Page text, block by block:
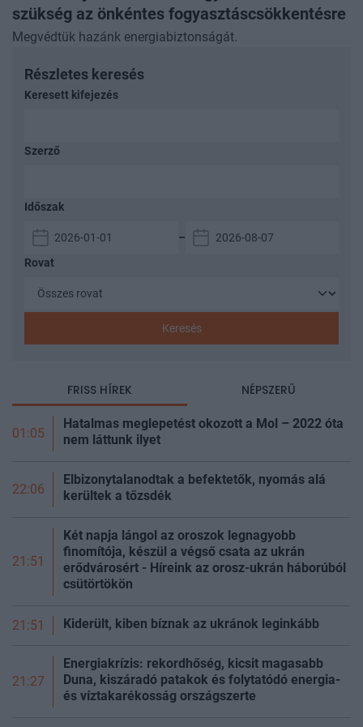
szükség az önkéntes fogyasztáscsökkentésre
Megvédtük hazánk energiabiztonságát.
Részletes keresés
Keresett kifejezés
Szerző
Időszak
–
Rovat
Keresés
FRISS HÍREK NÉPSZERŰ
01:05
Hatalmas meglepetést okozott a Mol – 2022 óta
nem láttunk ilyet
22:06
Elbizonytalanodtak a befektetők, nyomás alá
kerültek a tőzsdék
21:51
Két napja lángol az oroszok legnagyobb
finomítója, készül a végső csata az ukrán
erődvárosért - Híreink az orosz-ukrán háborúból
csütörtökön
21:51 Kiderült, kiben bíznak az ukránok leginkább
21:27
Energiakrízis: rekordhőség, kicsit magasabb
Duna, kiszáradó patakok és folytatódó energia-
és víztakarékosság országszerte